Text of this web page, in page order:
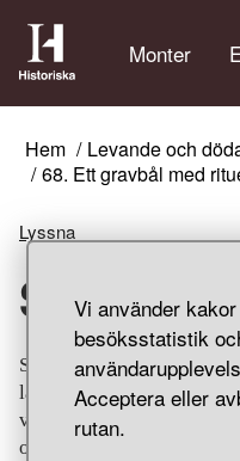
Vi använder
besöksstatistik
Acceptera eller
rutan.
Monter
Hem
Levande och
68. Ett gravbål med
Lyssna
Sisare
Sisarsax av järn. Saxen
lågor och båda
varit exklusiv med en
ornerade skänklar.